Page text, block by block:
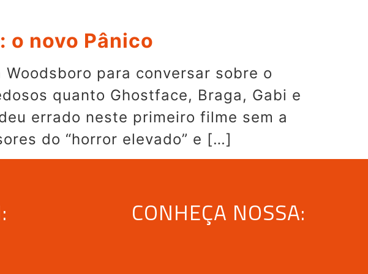
o novo Pânico
para conversar sobre o
quanto Ghostface, Braga, Gabi e
errado neste primeiro filme sem a
do “horror elevado” e […]
CONHEÇA NOSSA: